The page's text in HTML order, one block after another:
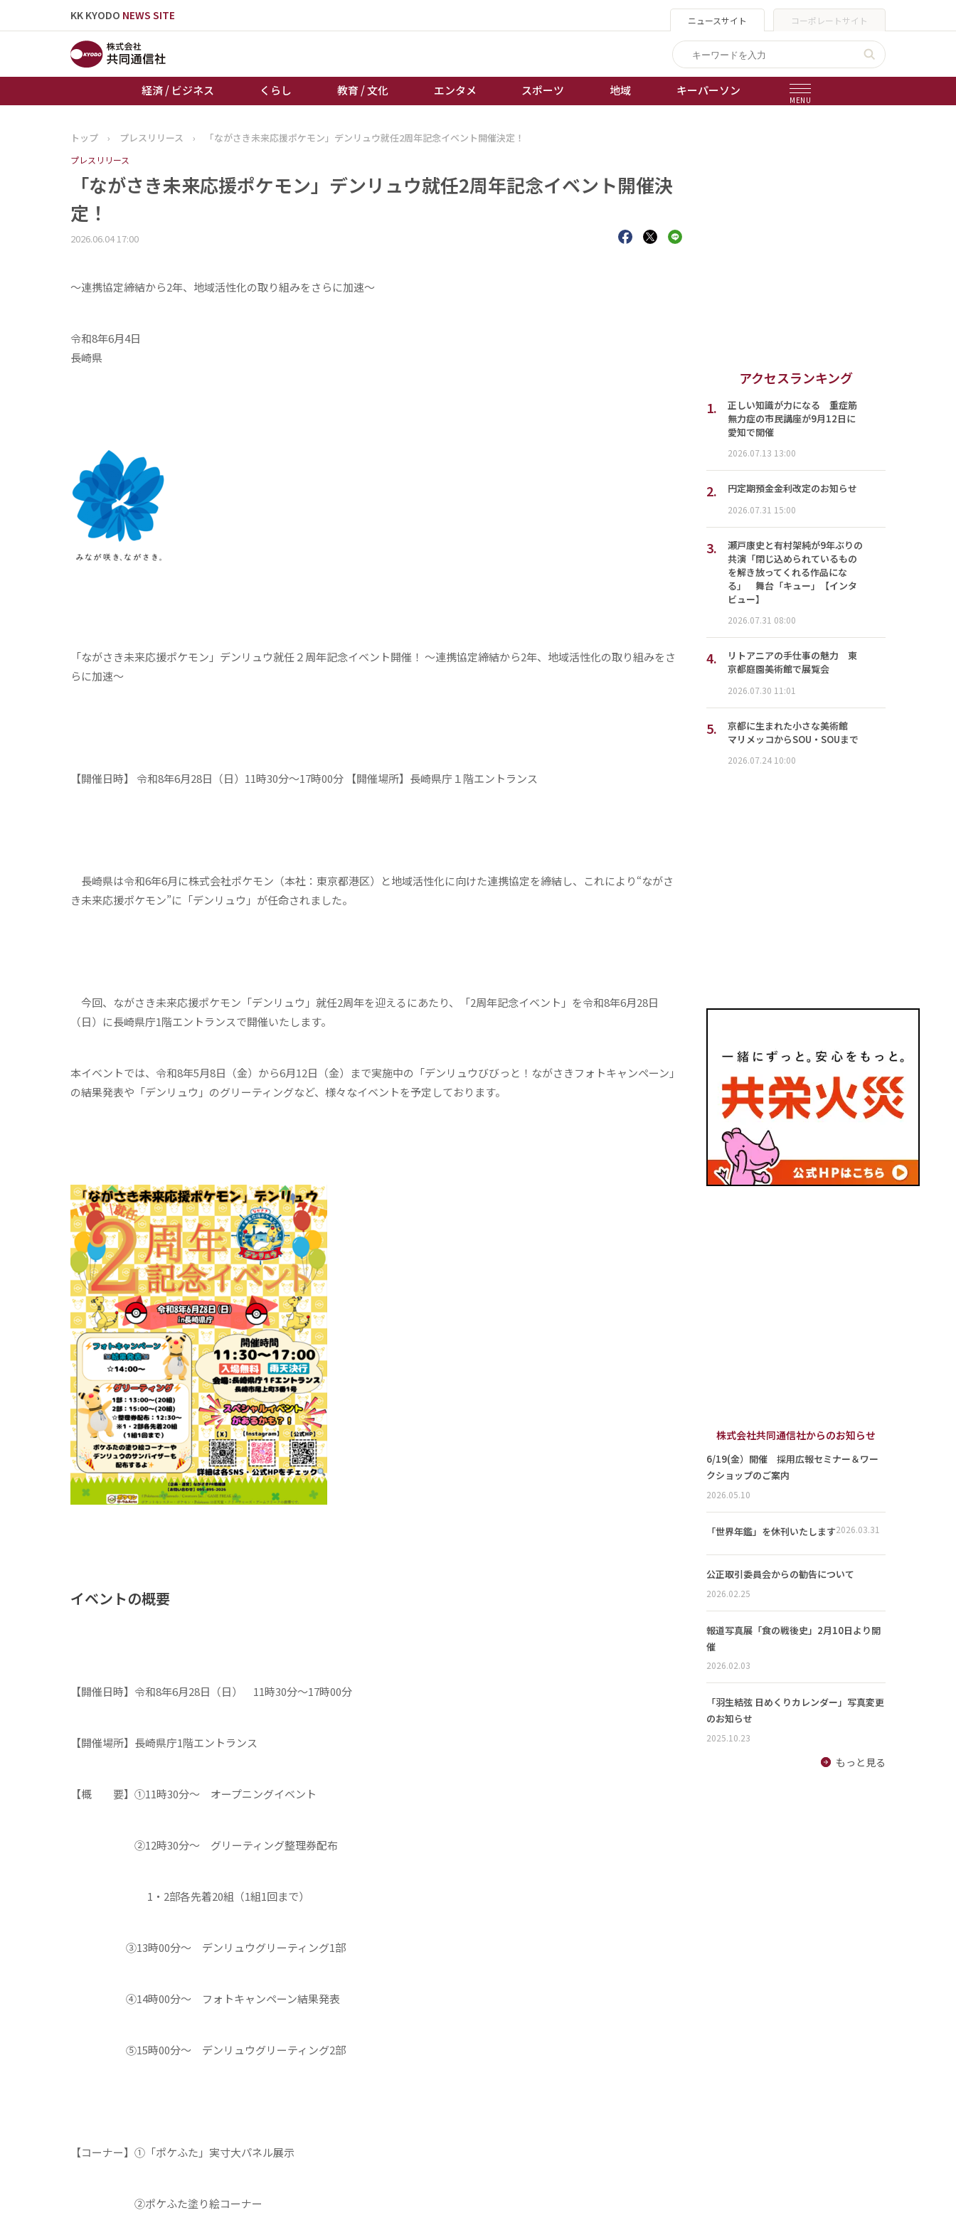
KK KYODO NEWS SITE ニュースサイト コーポレートサイト
経済 / ビジネス くらし 教育 / 文化 エンタメ スポーツ 地域 キーパーソン
MENU
トップページ
経済 / ビジネス
教育 / 文化
オートレース
トップ › プレスリリース › 「ながさき未来応援ポケモン」デンリュウ就任2周年記念イベント開催決定！
プレスリリース
「ながさき未来応援ポケモン」デンリュウ就任2周年記念イベント開催決
定！
2026.06.04 17:00
～連携協定締結から2年、地域活性化の取り組みをさらに加速～
令和8年6月4日
長崎県
「ながさき未来応援ポケモン」デンリュウ就任２周年記念イベント開催！ ～連携協定締結から2年、地域活性化の取り組みをさ
らに加速～
【開催日時】 令和8年6月28日（日） 11時30分～17時00分 【開催場所】長崎県庁１階エントランス
長崎県は令和6年6月に株式会社ポケモン（本社：東京都港区）と地域活性化に向けた連携協定を締結し、これにより“ながさ
き未来応援ポケモン”に「デンリュウ」が任命されました。
今回、ながさき未来応援ポケモン「デンリュウ」就任2周年を迎えるにあたり、「2周年記念イベント」を令和8年6月28日
（日）に長崎県庁1階エントランスで開催いたします。
本イベントでは、令和8年5月8日（金）から6月12日（金）まで実施中の「デンリュウびびっと！ながさきフォトキャンペーン」
の結果発表や「デンリュウ」のグリーティングなど、様々なイベントを予定しております。
イベントの概要
【開催日時】令和8年6月28日（日） 11時30分～17時00分
【開催場所】長崎県庁1階エントランス
【概 要】①11時30分～ オープニングイベント
②12時30分～ グリーティング整理券配布
1・2部各先着20組（1組1回まで）
③13時00分～ デンリュウグリーティング1部
④14時00分～ フォトキャンペーン結果発表
⑤15時00分～ デンリュウグリーティング2部
【コーナー】①「ポケふた」実寸大パネル展示
②ポケふた塗り絵コーナー
アクセスランキング
1.
正しい知識が力になる 重症筋
無力症の市民講座が9月12日に
愛知で開催
2026.07.13 13:00
2. 円定期預金金利改定のお知らせ
2026.07.31 15:00
3.
瀬戸康史と有村架純が9年ぶりの
共演「閉じ込められているもの
を解き放ってくれる作品にな
る」 舞台「キュー」【インタ
ビュー】
2026.07.31 08:00
4.
リトアニアの手仕事の魅力 東
京都庭園美術館で展覧会
2026.07.30 11:01
5.
京都に生まれた小さな美術館
マリメッコからSOU・SOUまで
2026.07.24 10:00
株式会社共同通信社からのお知らせ
6/19(金）開催 採用広報セミナー＆ワー
クショップのご案内
2026.05.10
「世界年鑑」を休刊いたします2026.03.31
公正取引委員会からの勧告について
2026.02.25
報道写真展「食の戦後史」2月10日より開
催
2026.02.03
「羽生結弦 日めくりカレンダー」写真変更
のお知らせ
2025.10.23
もっと見る